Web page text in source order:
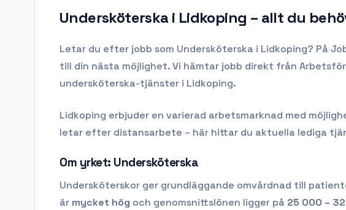
Undersköterska i Lidkoping – allt du
Letar du efter jobb som Undersköterska i Lidkoping? På
till din nästa möjlighet. Vi hämtar jobb direkt från
undersköterska-tjänster i Lidkoping.
Lidkoping erbjuder en varierad arbetsmarknad med
letar efter distansarbete – här hittar du aktuella lediga
Om yrket: Undersköterska
Undersköterskor ger grundläggande omvårdnad till
är mycket hög och genomsnittslönen ligger på 25 000 –